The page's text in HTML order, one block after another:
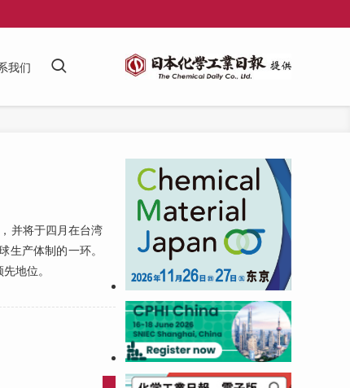
我们
并将于四月在台湾
产体制的一环。
地位。